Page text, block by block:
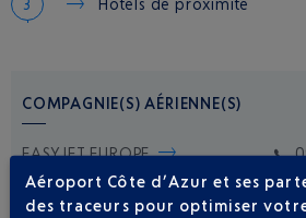
Hôtels de proximité
COMPAGNIE(S) AÉRIENNE(S)
EASYJET EUROPE
Aéroport Côte d’Azur et ses
des traceurs pour optimiser